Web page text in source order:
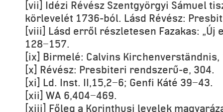
[vii] Idézi Révész Szentgyörgyi Sámuel
körlevelét 1736-ból. Lásd Révész:
[viii] Lásd erről részletesen Fazakas: „Új
128−157.
[ix] Birmelé: Calvins Kirchenverständnis,
[x] Révész: Presbiteri rendszerű-e, 304.
[xi] Ld. Inst. II,15,2−6; Genfi Káté 39−43.
[xii] WA 6,404−469.
[xiii] Főleg a Korinthusi levelek